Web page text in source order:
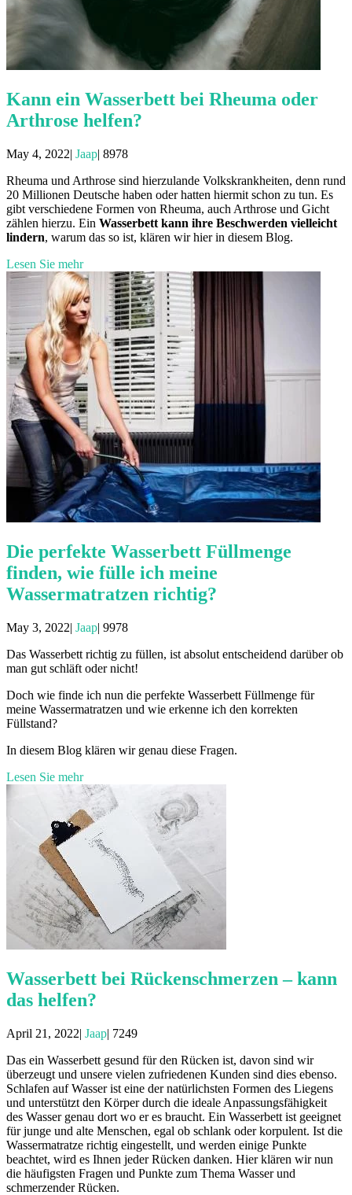
Kann ein Wasserbett bei Rheuma oder
Arthrose helfen?
May 4, 2022| Jaap| 8978
Rheuma und Arthrose sind hierzulande Volkskrankheiten, denn rund
20 Millionen Deutsche haben oder hatten hiermit schon zu tun. Es
gibt verschiedene Formen von Rheuma, auch Arthrose und Gicht
zählen hierzu. Ein Wasserbett kann ihre Beschwerden vielleicht
lindern, warum das so ist, klären wir hier in diesem Blog.
Lesen Sie mehr
Die perfekte Wasserbett Füllmenge
finden, wie fülle ich meine
Wassermatratzen richtig?
May 3, 2022| Jaap| 9978
Das Wasserbett richtig zu füllen, ist absolut entscheidend darüber ob
man gut schläft oder nicht!
Doch wie finde ich nun die perfekte Wasserbett Füllmenge für
meine Wassermatratzen und wie erkenne ich den korrekten
Füllstand?
In diesem Blog klären wir genau diese Fragen.
Lesen Sie mehr
Wasserbett bei Rückenschmerzen – kann
das helfen?
April 21, 2022| Jaap| 7249
Das ein Wasserbett gesund für den Rücken ist, davon sind wir
überzeugt und unsere vielen zufriedenen Kunden sind dies ebenso.
Schlafen auf Wasser ist eine der natürlichsten Formen des Liegens
und unterstützt den Körper durch die ideale Anpassungsfähigkeit
des Wasser genau dort wo er es braucht. Ein Wasserbett ist geeignet
für junge und alte Menschen, egal ob schlank oder korpulent. Ist die
Wassermatratze richtig eingestellt, und werden einige Punkte
beachtet, wird es Ihnen jeder Rücken danken. Hier klären wir nun
die häufigsten Fragen und Punkte zum Thema Wasser und
schmerzender Rücken.